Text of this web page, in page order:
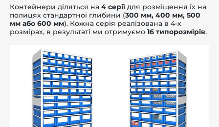
Контейнери діляться на 4 серії для розміщення їх на
полицях стандартної глибини (300 мм, 400 мм, 500
мм або 600 мм). Кожна серія реалізована в 4-х
розмірах, в результаті ми отримуємо 16 типорозмірів.